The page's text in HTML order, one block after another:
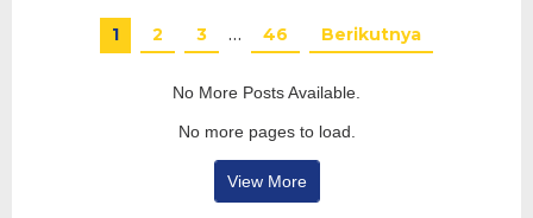
1 2 3 … 46 Berikutnya
No More Posts Available.
No more pages to load.
View More